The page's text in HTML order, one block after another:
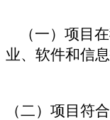
（一）项目在
业、软件和信
（二）项目符